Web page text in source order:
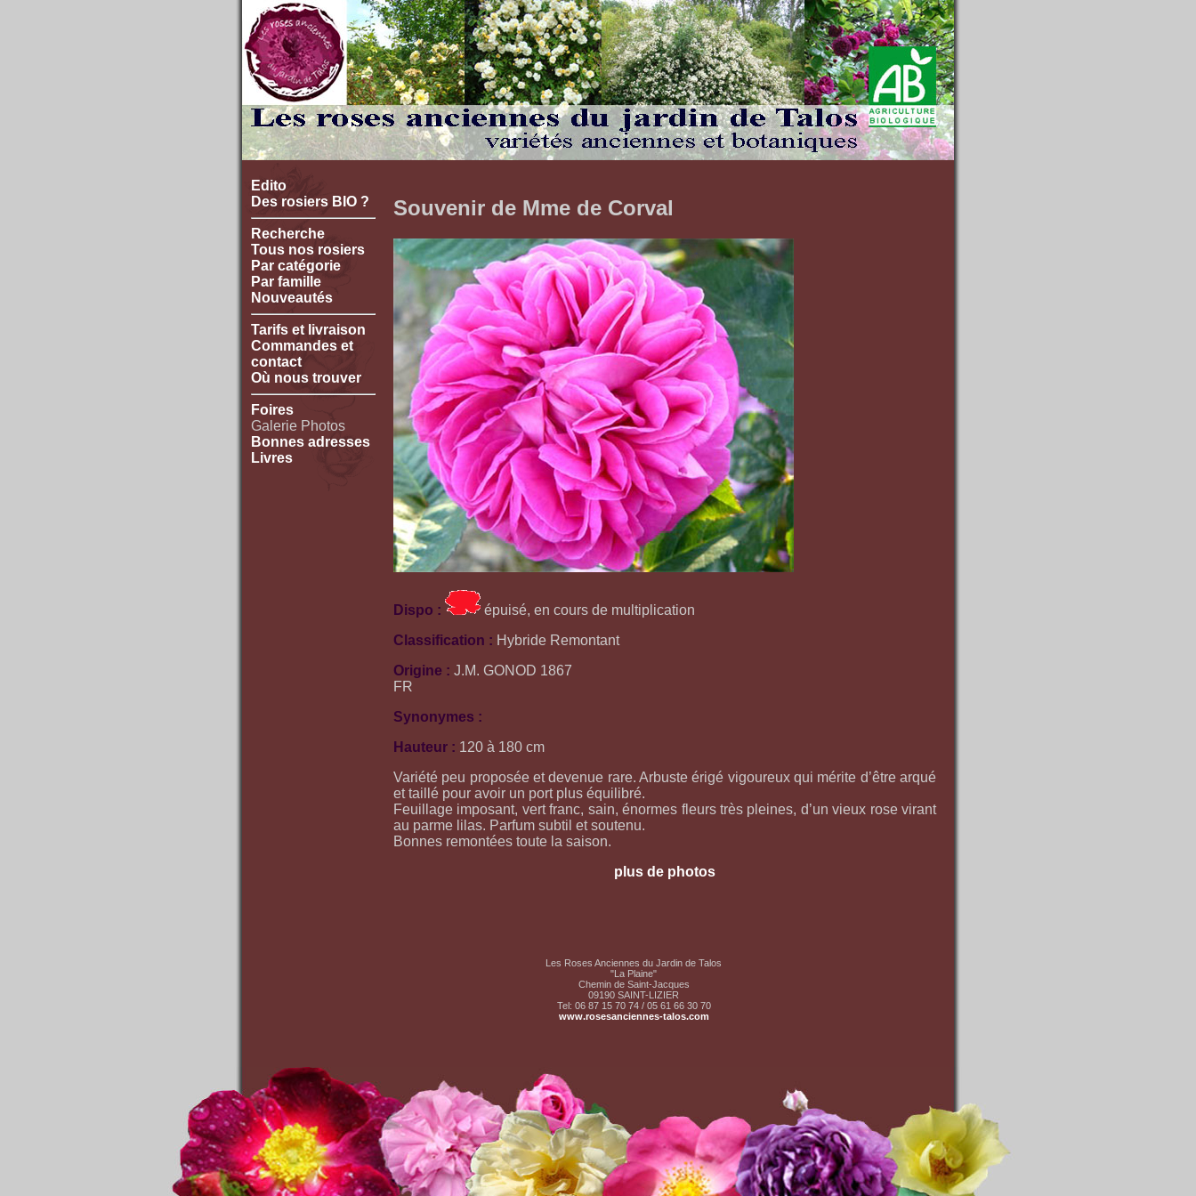
Edito
Des rosiers BIO ?
Recherche
Tous nos rosiers
Par catégorie
Par famille
Nouveautés
Tarifs et livraison
Commandes et
contact
Où nous trouver
Foires
Galerie Photos
Bonnes adresses
Livres
Souvenir de Mme de Corval
Dispo :
épuisé, en cours de multiplication
Classification : Hybride Remontant
Origine : J.M. GONOD 1867
FR
Synonymes :
Hauteur : 120 à 180 cm
Variété peu proposée et devenue rare. Arbuste érigé vigoureux qui mérite d’être arqué
et taillé pour avoir un port plus équilibré.
Feuillage imposant, vert franc, sain, énormes fleurs très pleines, d’un vieux rose virant
au parme lilas. Parfum subtil et soutenu.
Bonnes remontées toute la saison.
plus de photos
Les Roses Anciennes du Jardin de Talos
"La Plaine"
Chemin de Saint-Jacques
09190 SAINT-LIZIER
Tel: 06 87 15 70 74 / 05 61 66 30 70
www.rosesanciennes-talos.com